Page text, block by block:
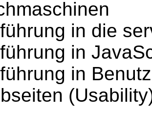
in die
in
in